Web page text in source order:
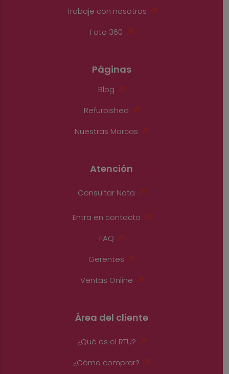
Trabaje con nosotros
Foto 360
Páginas
Blog
Refurbished
Nuestras Marcas
Atención
Consultar Nota
Entra en contacto
FAQ
Gerentes
Ventas Online
Área del cliente
¿Qué es el RTU?
¿Cómo comprar?